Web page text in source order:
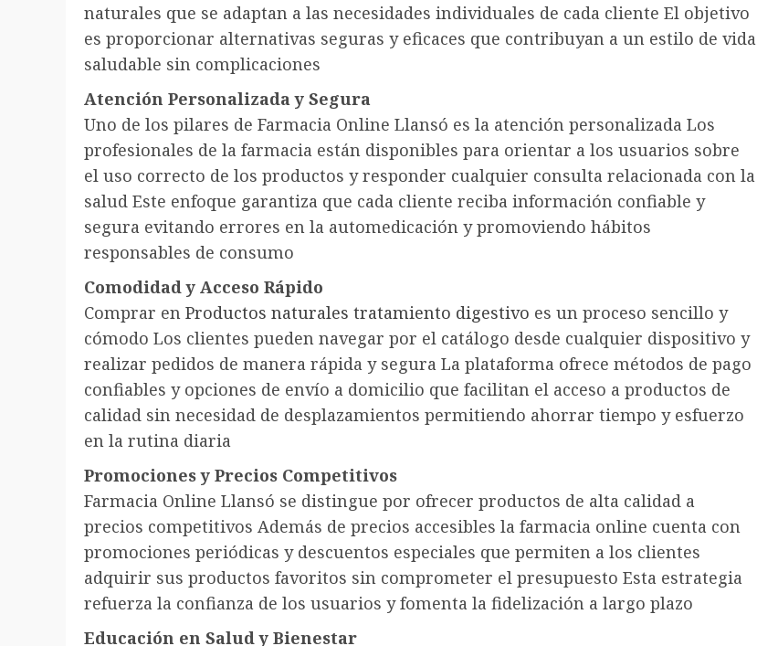
naturales que se adaptan a las necesidades individuales de cada cliente El objetivo
es proporcionar alternativas seguras y eficaces que contribuyan a un estilo de vida
saludable sin complicaciones
Atención Personalizada y Segura
Uno de los pilares de Farmacia Online Llansó es la atención personalizada Los
profesionales de la farmacia están disponibles para orientar a los usuarios sobre
el uso correcto de los productos y responder cualquier consulta relacionada con la
salud Este enfoque garantiza que cada cliente reciba información confiable y
segura evitando errores en la automedicación y promoviendo hábitos
responsables de consumo
Comodidad y Acceso Rápido
Comprar en Productos naturales tratamiento digestivo es un proceso sencillo y
cómodo Los clientes pueden navegar por el catálogo desde cualquier dispositivo y
realizar pedidos de manera rápida y segura La plataforma ofrece métodos de pago
confiables y opciones de envío a domicilio que facilitan el acceso a productos de
calidad sin necesidad de desplazamientos permitiendo ahorrar tiempo y esfuerzo
en la rutina diaria
Promociones y Precios Competitivos
Farmacia Online Llansó se distingue por ofrecer productos de alta calidad a
precios competitivos Además de precios accesibles la farmacia online cuenta con
promociones periódicas y descuentos especiales que permiten a los clientes
adquirir sus productos favoritos sin comprometer el presupuesto Esta estrategia
refuerza la confianza de los usuarios y fomenta la fidelización a largo plazo
Educación en Salud y Bienestar